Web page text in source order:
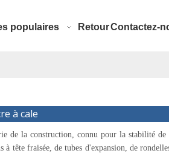
populaires RetourContactez-
à cale
de la construction, connu pour la stabilité de
tête fraisée, de tubes d'expansion, de